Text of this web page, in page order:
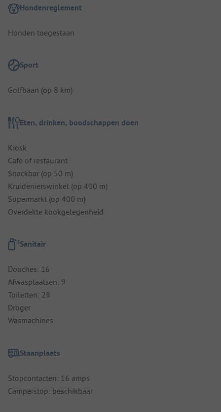
Hondenreglement
Honden toegestaan
Sport
Golfbaan (op 8 km)
Eten, drinken, boodschappen doen
Kiosk
Cafe of restaurant
Snackbar (op 50 m)
Kruidenierswinkel (op 400 m)
Supermarkt (op 400 m)
Overdekte kookgelegenheid
Sanitair
Douches: 16
Afwasplaatsen: 9
Toiletten: 28
Droger
Wasmachines
Staanplaats
Stopcontacten: 16 amps
Camperstop: beschikbaar